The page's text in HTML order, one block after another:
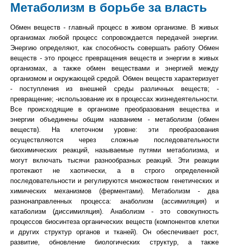
Метаболизм в борьбе за власть
Обмен веществ - главный процесс в живом организме. В живых
организмах любой процесс сопровождается передачей энергии.
Энергию определяют, как способность совершать работу Обмен
веществ - это процесс превращения веществ и энергии в живых
организмах, а также обмен веществами и энергией между
организмом и окружающей средой. Обмен веществ характеризует
- поступления из внешней среды различных веществ; -
превращение; -использование их в процессах жизнедеятельности.
Все происходящие в организме преобразования вещества и
энергии объединены общим названием - метаболизм (обмен
веществ). На клеточном уровне: эти преобразования
осуществляются через сложные последовательности
биохимических реакций, называемые путями метаболизма, и
могут включать тысячи разнообразных реакций. Эти реакции
протекают не хаотически, а в строго определенной
последовательности и регулируются множеством генетических и
химических механизмов (ферментами). Метаболизм - два
разнонаправленных процесса: анаболизм (ассимиляция) и
катаболизм (диссимиляция). Анаболизм - это совокупность
процессов биосинтеза органических веществ (компонентов клетки
и других структур органов и тканей). Он обеспечивает рост,
развитие, обновление биологических структур, а также